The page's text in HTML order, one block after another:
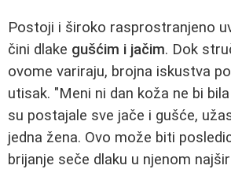
Postoji i široko rasprostranjeno
čini dlake gušćim i jačim. Dok
ovome variraju, brojna iskustva
utisak. "Meni ni dan koža ne bi
su postajale sve jače i gušće,
jedna žena. Ovo može biti
brijanje seče dlaku u njenom